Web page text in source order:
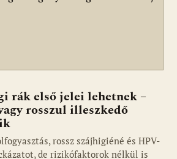
rák első jelei lehetnek –
rosszul illeszkedő
rossz szájhigiéné és HPV-
de rizikófaktorok nélkül is